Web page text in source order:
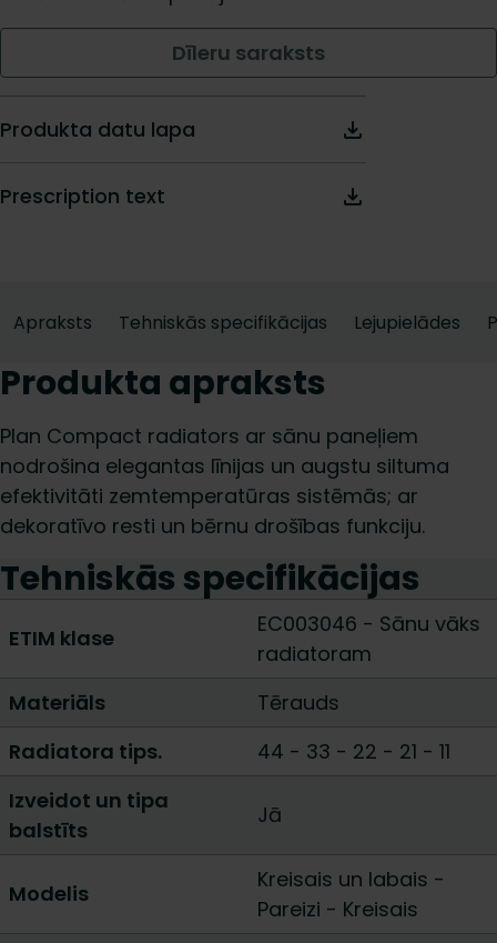
Dīleru saraksts
Produkta datu lapa
Prescription text
Apraksts Tehniskās specifikācijas Lejupielādes
Produkta apraksts
Plan Compact radiators ar sānu paneļiem
nodrošina elegantas līnijas un augstu siltuma
efektivitāti zemtemperatūras sistēmās; ar
dekoratīvo resti un bērnu drošības funkciju.
Tehniskās specifikācijas
ETIM klase
EC003046 - Sānu vāks
radiatoram
Materiāls
Tērauds
Radiatora tips.
44 - 33 - 22 - 21 - 11
Izveidot un tipa
balstīts
Jā
Modelis
Kreisais un labais -
Pareizi - Kreisais